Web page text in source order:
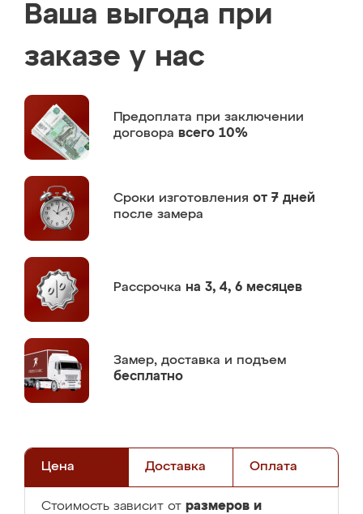
Ваша выгода при
заказе у нас
Предоплата при заключении
договора всего 10%
Сроки изготовления от 7 дней
после замера
Рассрочка на 3, 4, 6 месяцев
Замер, доставка и подъем
бесплатно
Цена Доставка Оплата
Стоимость зависит от размеров и